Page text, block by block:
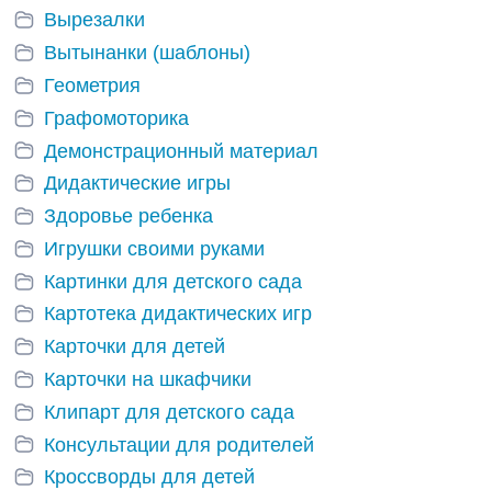
Вырезалки
Вытынанки (шаблоны)
Геометрия
Графомоторика
Демонстрационный материал
Дидактические игры
Здоровье ребенка
Игрушки своими руками
Картинки для детского сада
Картотека дидактических игр
Карточки для детей
Карточки на шкафчики
Клипарт для детского сада
Консультации для родителей
Кроссворды для детей